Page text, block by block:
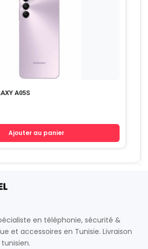
A05S
Ajouter au panier
en téléphonie, sécurité &
et accessoires en Tunisie. Livraison